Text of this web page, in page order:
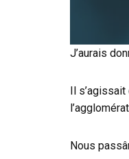
J’aurais
Il
Nous